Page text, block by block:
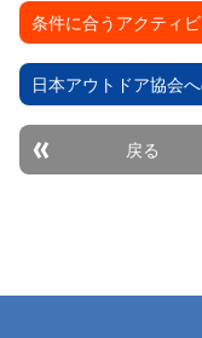
条件に合うアクティ
日本アウトドア協会
戻る